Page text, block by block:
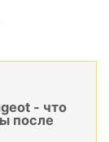
- что
после